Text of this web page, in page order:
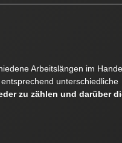
Arbeitslängen im
unterschiedliche
zu zählen und darüber